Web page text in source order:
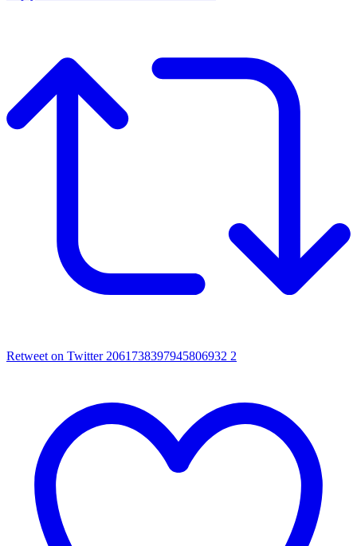
Retweet on Twitter 2061738397945806932 2